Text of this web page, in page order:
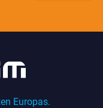
Europas.